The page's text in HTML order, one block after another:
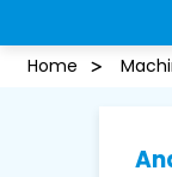
Home